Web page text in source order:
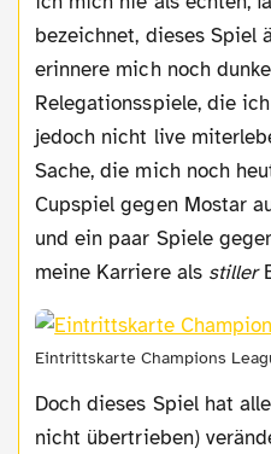
bezeichnet, dieses Spiel
erinnere mich noch
Relegationsspiele, die
jedoch nicht live
Sache, die mich noch
Cupspiel gegen Mostar
und ein paar Spiele
meine Karriere als stiller
Eintrittskarte Champions
Doch dieses Spiel hat alles, hat mich (und das ist
nicht übertrieben)